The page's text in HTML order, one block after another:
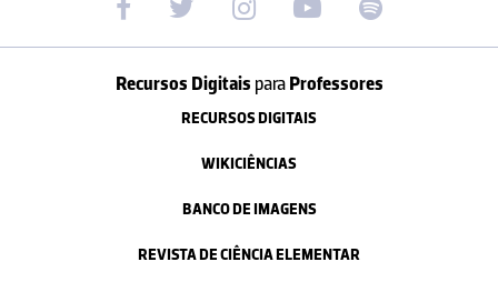
Recursos Digitais paraProfessores
RECURSOS DIGITAIS
WIKICIÊNCIAS
BANCO DE IMAGENS
REVISTA DE CIÊNCIA ELEMENTAR